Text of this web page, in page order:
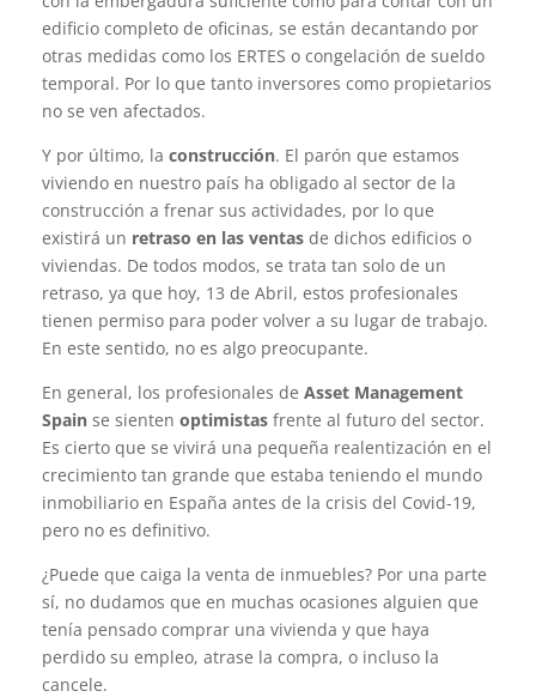
edificio completo de oficinas, se están decantando por
otras medidas como los ERTES o congelación de sueldo
temporal. Por lo que tanto inversores como propietarios
no se ven afectados.
Y por último, la construcción. El parón que estamos
viviendo en nuestro país ha obligado al sector de la
construcción a frenar sus actividades, por lo que
existirá un retraso en las ventas de dichos edificios o
viviendas. De todos modos, se trata tan solo de un
retraso, ya que hoy, 13 de Abril, estos profesionales
tienen permiso para poder volver a su lugar de trabajo.
En este sentido, no es algo preocupante.
En general, los profesionales de Asset Management
Spain se sienten optimistas frente al futuro del sector.
Es cierto que se vivirá una pequeña realentización en el
crecimiento tan grande que estaba teniendo el mundo
inmobiliario en España antes de la crisis del Covid-19,
pero no es definitivo.
¿Puede que caiga la venta de inmuebles? Por una parte
sí, no dudamos que en muchas ocasiones alguien que
tenía pensado comprar una vivienda y que haya
perdido su empleo, atrase la compra, o incluso la
cancele.